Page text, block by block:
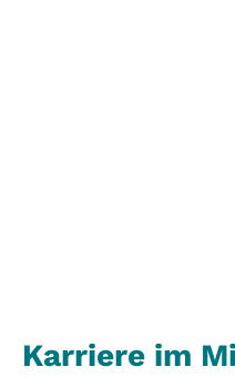
Karriere im